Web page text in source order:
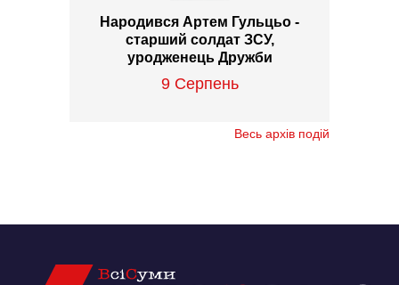
Народився Артем Гульцьо -
старший солдат ЗСУ,
уродженець Дружби
9 Серпень
Весь архів подій